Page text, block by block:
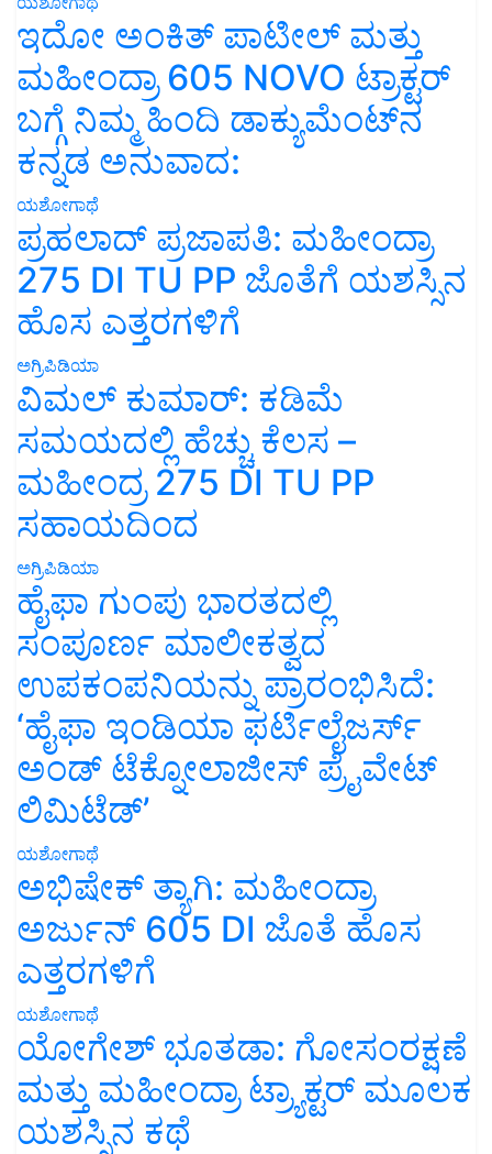
ಇದೋ ಅಂಕಿತ್ ಪಾಟೀಲ್ ಮತ್ತು
ಮಹೀಂದ್ರಾ 605 NOVO ಟ್ರಾಕ್ಟರ್
ಬಗ್ಗೆ ನಿಮ್ಮ ಹಿಂದಿ ಡಾಕ್ಯುಮೆಂಟ್‌ನ
ಕನ್ನಡ ಅನುವಾದ:
ಯಶೋಗಾಥೆ
ಪ್ರಹಲಾದ್ ಪ್ರಜಾಪತಿ: ಮಹೀಂದ್ರಾ
275 DI TU PP ಜೊತೆಗೆ ಯಶಸ್ಸಿನ
ಹೊಸ ಎತ್ತರಗಳಿಗೆ
ಅಗ್ರಿಪಿಡಿಯಾ
ವಿಮಲ್ ಕುಮಾರ್: ಕಡಿಮೆ
ಸಮಯದಲ್ಲಿ ಹೆಚ್ಚು ಕೆಲಸ –
ಮಹೀಂದ್ರ 275 DI TU PP
ಸಹಾಯದಿಂದ
ಅಗ್ರಿಪಿಡಿಯಾ
ಹೈಫಾ ಗುಂಪು ಭಾರತದಲ್ಲಿ
ಸಂಪೂರ್ಣ ಮಾಲೀಕತ್ವದ
ಉಪಕಂಪನಿಯನ್ನು ಪ್ರಾರಂಭಿಸಿದೆ:
‘ಹೈಫಾ ಇಂಡಿಯಾ ಫರ್ಟಿಲೈಜರ್ಸ್
ಅಂಡ್ ಟೆಕ್ನೋಲಾಜೀಸ್ ಪ್ರೈವೇಟ್
ಲಿಮಿಟೆಡ್’
ಯಶೋಗಾಥೆ
ಅಭಿಷೇಕ್ ತ್ಯಾಗಿ: ಮಹೀಂದ್ರಾ
ಅರ್ಜುನ್ 605 DI ಜೊತೆ ಹೊಸ
ಎತ್ತರಗಳಿಗೆ
ಯಶೋಗಾಥೆ
ಯೋಗೇಶ್ ಭೂತಡಾ: ಗೋಸಂರಕ್ಷಣೆ
ಮತ್ತು ಮಹೀಂದ್ರಾ ಟ್ರ್ಯಾಕ್ಟರ್ ಮೂಲಕ
ಯಶಸ್ಸಿನ ಕಥೆ